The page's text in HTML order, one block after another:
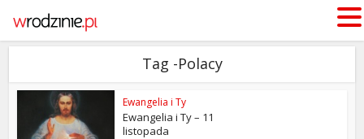
Tag -Polacy
Ewangelia i Ty
Ewangelia i Ty – 11
listopada